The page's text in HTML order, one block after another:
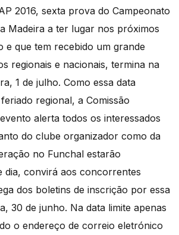
2016, sexta prova do Campeonato
Madeira a ter lugar nos próximos
e que tem recebido um grande
regionais e nacionais, termina na
1 de julho. Como essa data
regional, a Comissão
alerta todos os interessados
do clube organizador como da
no Funchal estarão
dia, convirá aos concorrentes
dos boletins de inscrição por essa
30 de junho. Na data limite apenas
o endereço de correio eletrónico